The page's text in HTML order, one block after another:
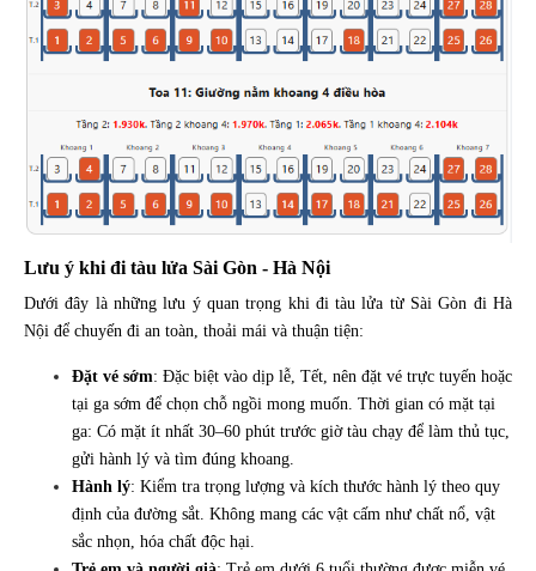
Lưu ý khi đi tàu lửa Sài Gòn - Hà Nội
Dưới đây là những lưu ý quan trọng khi đi tàu lửa từ Sài Gòn đi Hà
Nội để chuyến đi an toàn, thoải mái và thuận tiện:
Đặt vé sớm: Đặc biệt vào dịp lễ, Tết, nên đặt vé trực tuyến hoặc
tại ga sớm để chọn chỗ ngồi mong muốn. Thời gian có mặt tại
ga: Có mặt ít nhất 30–60 phút trước giờ tàu chạy để làm thủ tục,
gửi hành lý và tìm đúng khoang.
Hành lý: Kiểm tra trọng lượng và kích thước hành lý theo quy
định của đường sắt. Không mang các vật cấm như chất nổ, vật
sắc nhọn, hóa chất độc hại.